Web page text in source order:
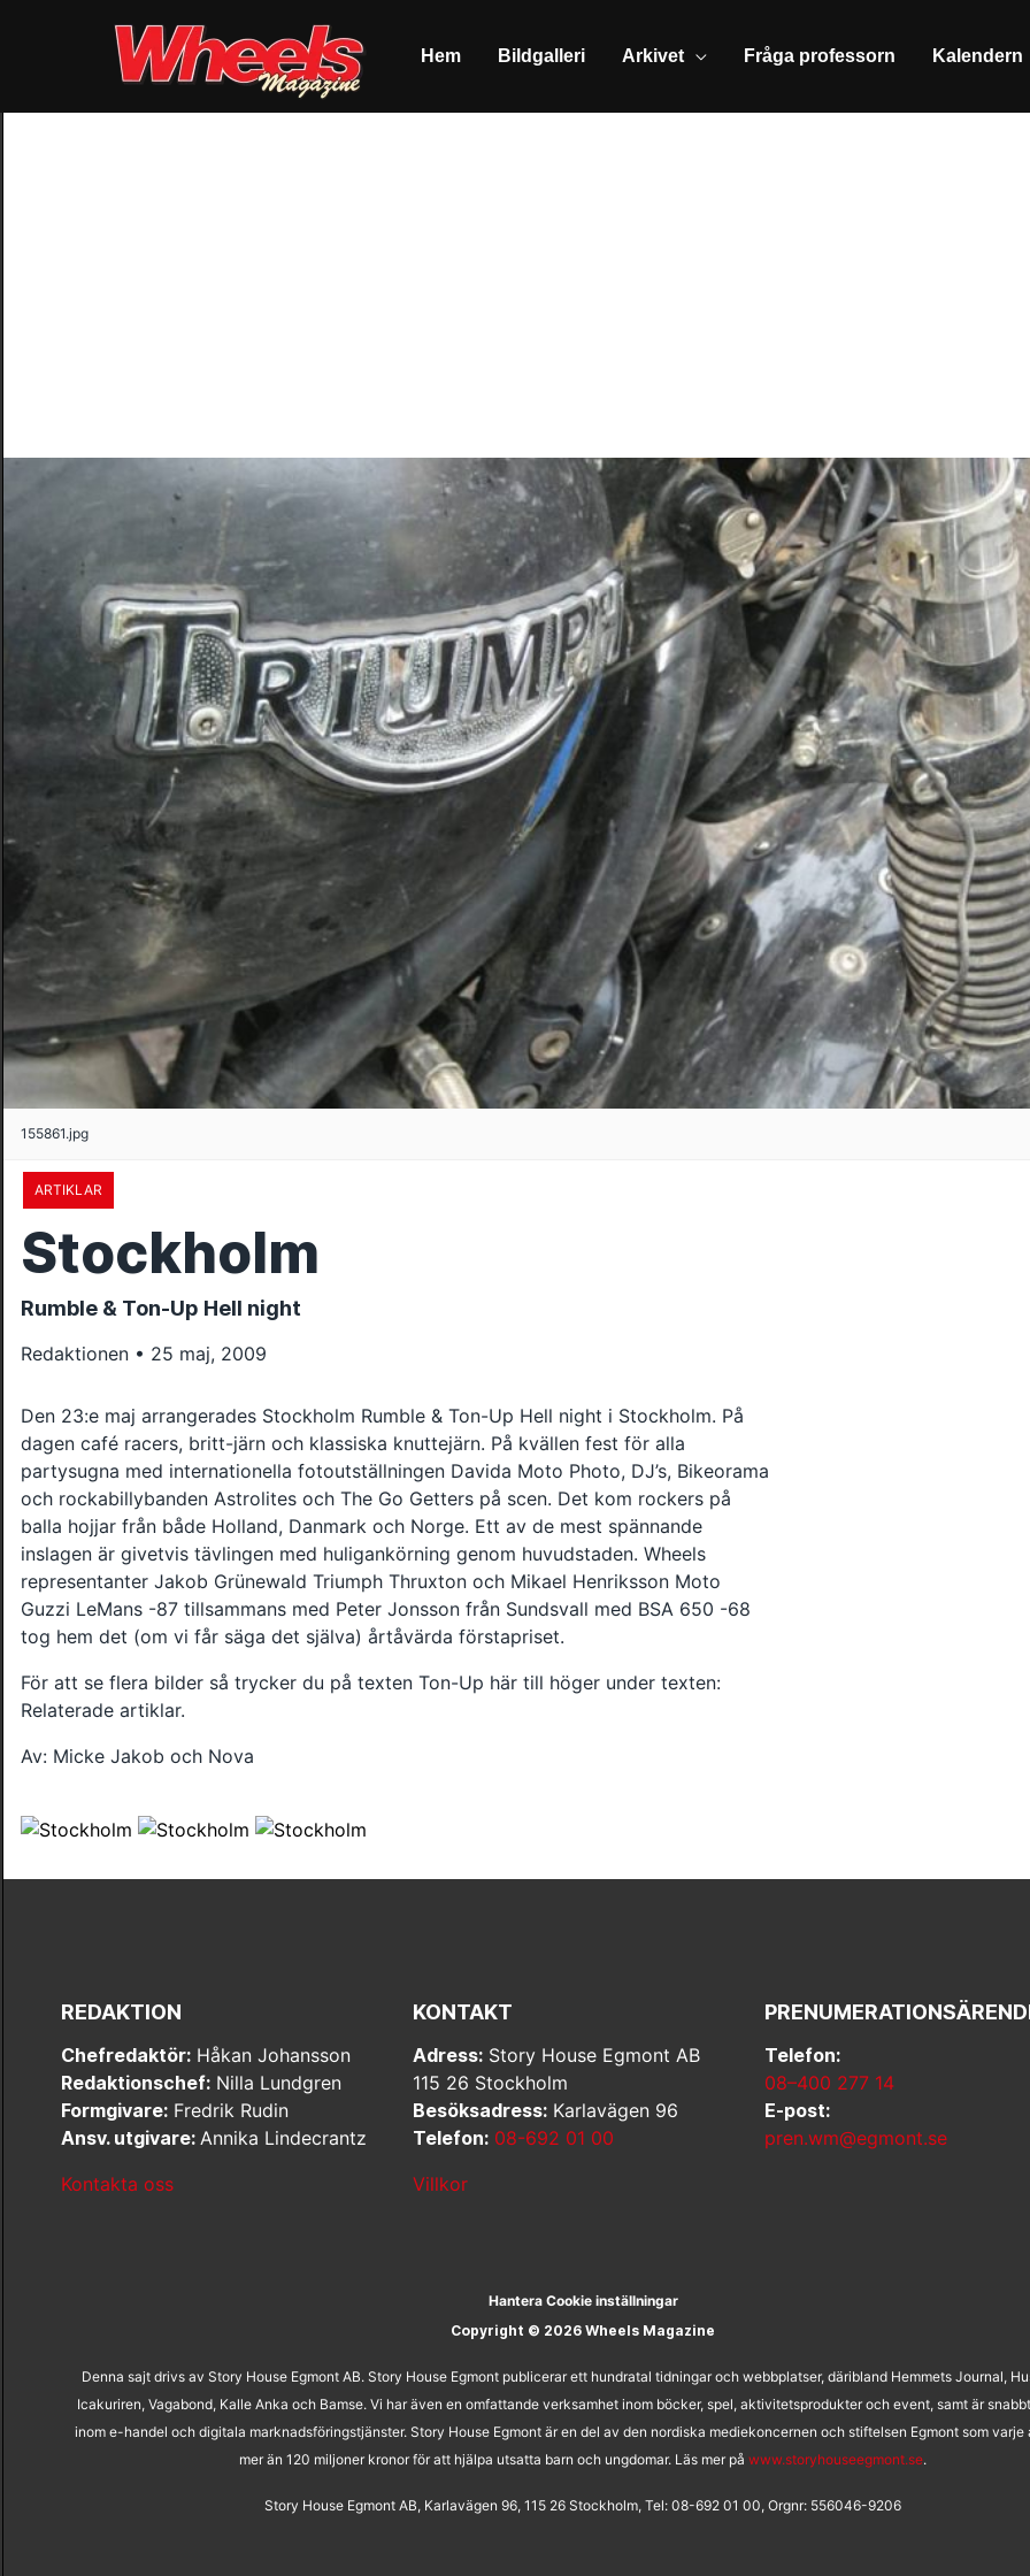
Hem Bildgalleri Arkivet Fråga professorn Kalendern
155861.jpg
ARTIKLAR
Stockholm
Rumble & Ton-Up Hell night
Redaktionen • 25 maj, 2009
Den 23:e maj arrangerades Stockholm Rumble & Ton-Up Hell night i Stockholm. På
dagen café racers, britt-järn och klassiska knuttejärn. På kvällen fest för alla
partysugna med internationella fotoutställningen Davida Moto Photo, DJ’s, Bikeorama
och rockabillybanden Astrolites och The Go Getters på scen. Det kom rockers på
balla hojjar från både Holland, Danmark och Norge. Ett av de mest spännande
inslagen är givetvis tävlingen med huligankörning genom huvudstaden. Wheels
representanter Jakob Grünewald Triumph Thruxton och Mikael Henriksson Moto
Guzzi LeMans -87 tillsammans med Peter Jonsson från Sundsvall med BSA 650 -68
tog hem det (om vi får säga det själva) årtåvärda förstapriset.
För att se flera bilder så trycker du på texten Ton-Up här till höger under texten:
Relaterade artiklar.
Av: Micke Jakob och Nova
REDAKTION
Chefredaktör: Håkan Johansson
Redaktionschef: Nilla Lundgren
Formgivare: Fredrik Rudin
Ansv. utgivare: Annika Lindecrantz
Kontakta oss
KONTAKT
Adress: Story House Egmont AB
115 26 Stockholm
Besöksadress: Karlavägen 96
Telefon: 08-692 01 00
Villkor
Telefon:
08–400 277 14
E-post:
pren.wm@egmont.se
Hantera Cookie inställningar
Copyright © 2026 Wheels Magazine
Denna sajt drivs av Story House Egmont AB. Story House Egmont publicerar ett hundratal tidningar och webbplatser, däribland Hemmets Journal,
Icakuriren, Vagabond, Kalle Anka och Bamse. Vi har även en omfattande verksamhet inom böcker, spel, aktivitetsprodukter och event, samt är
inom e-handel och digitala marknadsföringstjänster. Story House Egmont är en del av den nordiska mediekoncernen och stiftelsen Egmont som varje
mer än 120 miljoner kronor för att hjälpa utsatta barn och ungdomar. Läs mer på www.storyhouseegmont.se.
Story House Egmont AB, Karlavägen 96, 115 26 Stockholm, Tel: 08-692 01 00, Orgnr: 556046-9206